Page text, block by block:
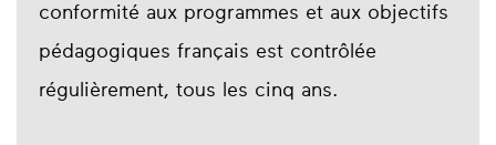
conformité aux programmes et aux objectifs
pédagogiques français est contrôlée
régulièrement, tous les cinq ans.